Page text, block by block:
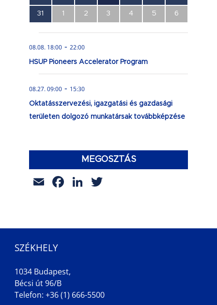
esemény,esemény,esemény,esemény,esemény,esemény,esemény,
0
esemény,
31
0
esemény,
1
0
esemény,
2
0
esemény,
3
0
esemény,
4
0
esemény,
5
0
esemény,
6
08.08. 18:00 - 22:00
HSUP Pioneers Accelerator Program
08.27. 09:00 - 15:30
Oktatásszervezési, igazgatási és gazdasági
területen dolgozó munkatársak továbbképzése
MEGOSZTÁS
EmailFacebook
LinkedIn
SZÉKHELY
1034 Budapest,
Bécsi út 96/B
Telefon: +36 (1) 666-5500